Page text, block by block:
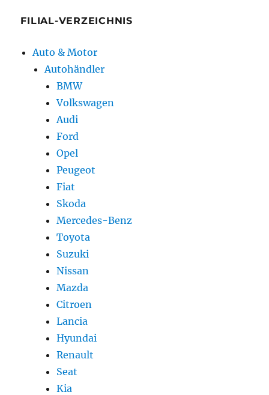
FILIAL-VERZEICHNIS
Auto & Motor
Autohändler
BMW
Volkswagen
Audi
Ford
Opel
Peugeot
Fiat
Skoda
Mercedes-Benz
Toyota
Suzuki
Nissan
Mazda
Citroen
Lancia
Hyundai
Renault
Seat
Kia